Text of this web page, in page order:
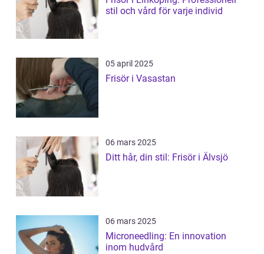
stil och vård för varje individ
05 april 2025
Frisör i Vasastan
06 mars 2025
Ditt hår, din stil: Frisör i Älvsjö
06 mars 2025
Microneedling: En innovation
inom hudvård